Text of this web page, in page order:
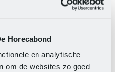
Horecabond
en analytische
om de websites zo goed
betekent dit dat de
januari 2025 met 2,75%
moment stijgen ook de
in deze